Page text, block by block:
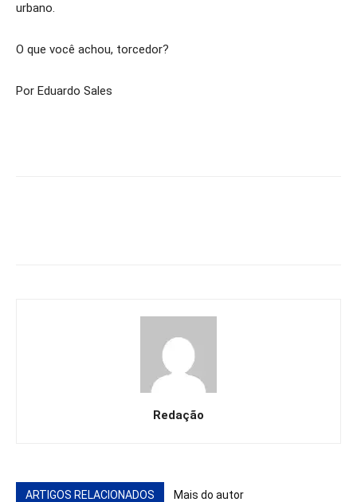
urbano.
O que você achou, torcedor?
Por Eduardo Sales
Redação
ARTIGOS RELACIONADOS Mais do autor